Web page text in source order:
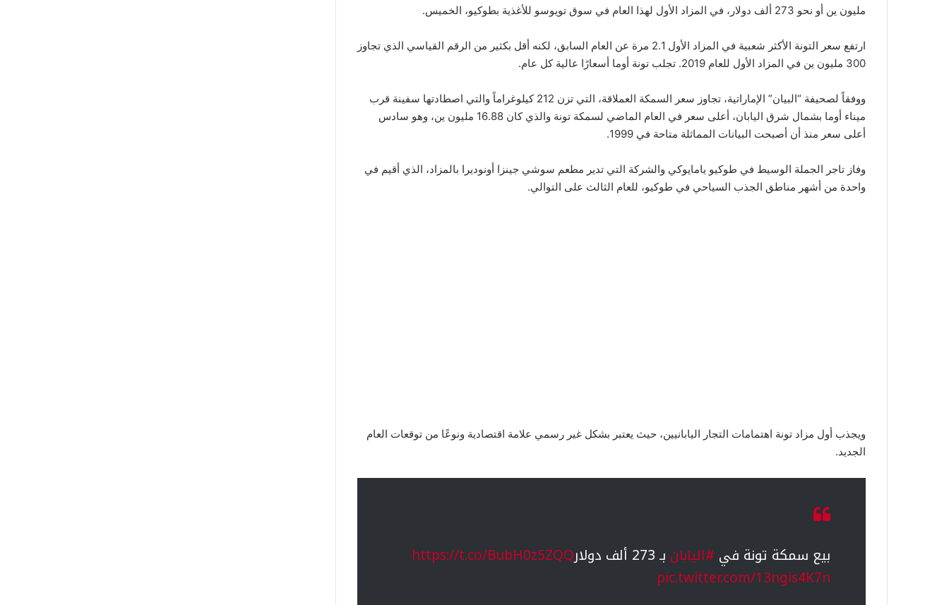
مليون ين أو نحو 273 ألف دولار، في المزاد الأول لهذا العام في سوق تويوسو للأغذية بطوكيو، الخميس.
ارتفع سعر التونة الأكثر شعبية في المزاد الأول 2.1 مرة عن العام السابق، لكنه أقل بكثير من الرقم القياسي الذي تجاوز
300 مليون ين في المزاد الأول للعام 2019. تجلب تونة أوما أسعارًا عالية كل عام.
ووفقاً لصحيفة “البيان” الإماراتية، تجاوز سعر السمكة العملاقة، التي تزن 212 كيلوغراماً والتي اصطادتها سفينة قرب
ميناء أوما بشمال شرق اليابان، أعلى سعر في العام الماضي لسمكة تونة والذي كان 16.88 مليون ين، وهو سادس
أعلى سعر منذ أن أصبحت البيانات المماثلة متاحة في 1999.
وفاز تاجر الجملة الوسيط في طوكيو يامايوكي والشركة التي تدير مطعم سوشي جينزا أونوديرا بالمزاد، الذي أقيم في
واحدة من أشهر مناطق الجذب السياحي في طوكيو، للعام الثالث على التوالي.
ويجذب أول مزاد تونة اهتمامات التجار اليابانيين، حيث يعتبر بشكل غير رسمي علامة اقتصادية ونوعًا من توقعات العام
الجديد.
بيع سمكة تونة في #اليابان بـ 273 ألف دولار
https://t.co/BubH0z5ZQQ
pic.twitter.com/13ngis4K7n